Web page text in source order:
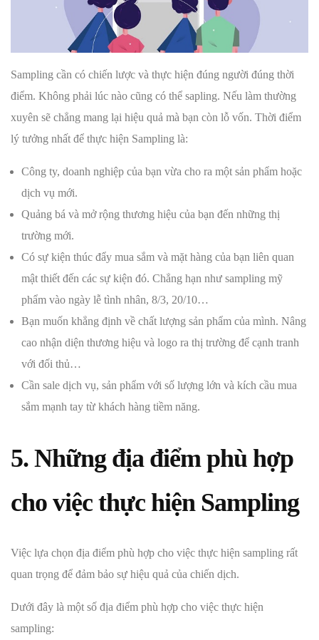
Sampling cần có chiến lược và thực hiện đúng người đúng thời
điểm. Không phải lúc nào cũng có thể sapling. Nếu làm thường
xuyên sẽ chẳng mang lại hiệu quả mà bạn còn lỗ vốn. Thời điểm
lý tưởng nhất để thực hiện Sampling là:
Công ty, doanh nghiệp của bạn vừa cho ra một sản phẩm hoặc
dịch vụ mới.
Quảng bá và mở rộng thương hiệu của bạn đến những thị
trường mới.
Có sự kiện thúc đẩy mua sắm và mặt hàng của bạn liên quan
mật thiết đến các sự kiện đó. Chẳng hạn như sampling mỹ
phẩm vào ngày lễ tình nhân, 8/3, 20/10…
Bạn muốn khẳng định về chất lượng sản phẩm của mình. Nâng
cao nhận diện thương hiệu và logo ra thị trường để cạnh tranh
với đối thủ…
Cần sale dịch vụ, sản phẩm với số lượng lớn và kích cầu mua
sắm mạnh tay từ khách hàng tiềm năng.
5. Những địa điểm phù hợp
cho việc thực hiện Sampling
Việc lựa chọn địa điểm phù hợp cho việc thực hiện sampling rất
quan trọng để đảm bảo sự hiệu quả của chiến dịch.
Dưới đây là một số địa điểm phù hợp cho việc thực hiện
sampling: